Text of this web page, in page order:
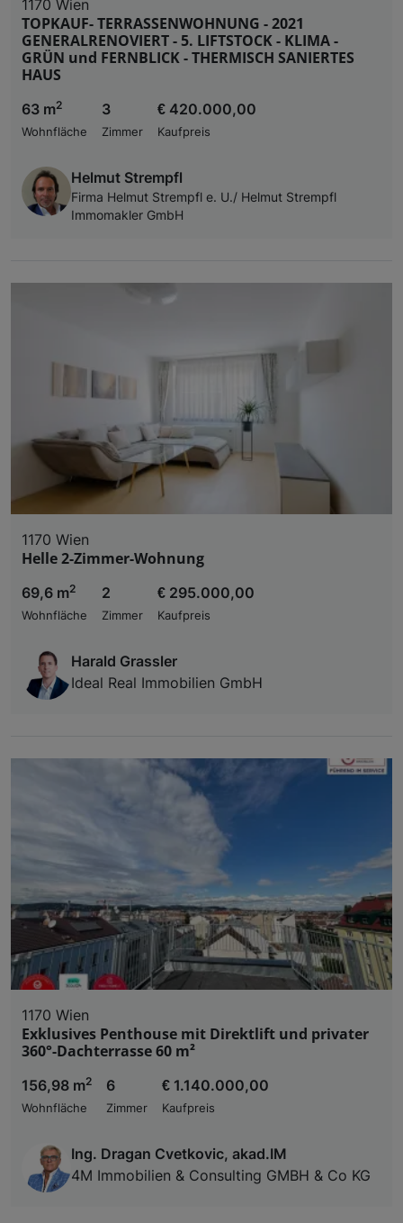
1170 Wien
TOPKAUF- TERRASSENWOHNUNG - 2021
GENERALRENOVIERT - 5. LIFTSTOCK - KLIMA -
GRÜN und FERNBLICK - THERMISCH SANIERTES
HAUS
63 m2
Wohnfläche
3
Zimmer
€ 420.000,00
Kaufpreis
Helmut Strempfl
Firma Helmut Strempfl e. U./ Helmut Strempfl
Immomakler GmbH
1170 Wien
Helle 2-Zimmer-Wohnung
69,6 m2
Wohnfläche
2
Zimmer
€ 295.000,00
Kaufpreis
Harald Grassler
Ideal Real Immobilien GmbH
1170 Wien
Exklusives Penthouse mit Direktlift und privater
360°-Dachterrasse 60 m²
156,98 m2
Wohnfläche
6
Zimmer
€ 1.140.000,00
Kaufpreis
Ing. Dragan Cvetkovic, akad.IM
4M Immobilien & Consulting GMBH & Co KG